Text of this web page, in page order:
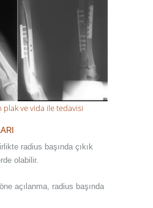
plak ve vida ile tedavisi
radius başında çıkık
olabilir.
açılanma, radius başında